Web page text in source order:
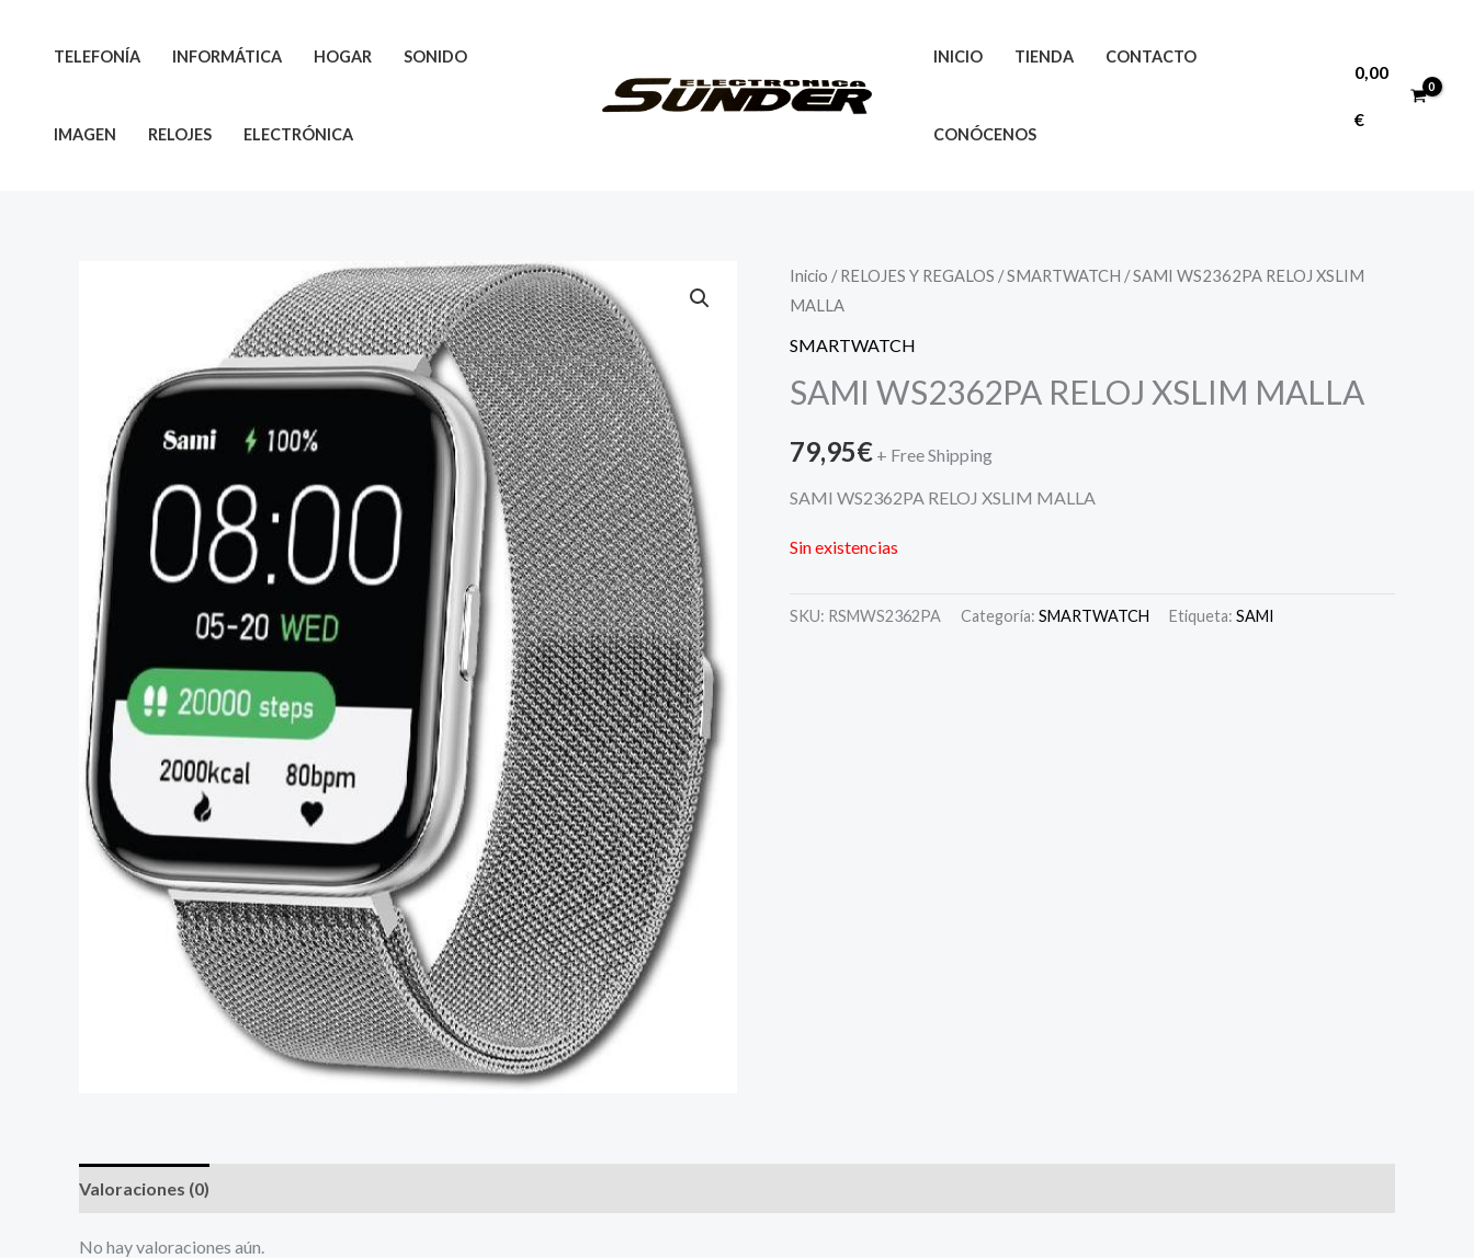
TELEFONÍA INFORMÁTICA HOGAR SONIDO
IMAGEN RELOJES ELECTRÓNICA
INICIO TIENDA CONTACTO
CONÓCENOS
0,00
€
Inicio /RELOJES Y REGALOS /SMARTWATCH / SAMI WS2362PA RELOJ XSLIM
MALLA
SMARTWATCH
SAMI WS2362PA RELOJ XSLIM MALLA
79,95€ + Free Shipping
SAMI WS2362PA RELOJ XSLIM MALLA
Sin existencias
SKU: RSMWS2362PA Categoría: SMARTWATCH Etiqueta: SAMI
Valoraciones (0)
No hay valoraciones aún.